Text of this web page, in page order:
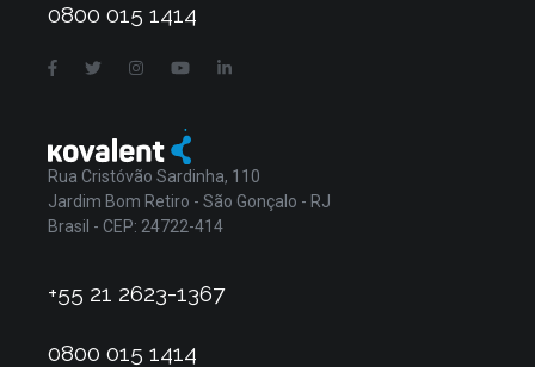
0800 015 1414
Rua Cristóvão Sardinha, 110
Jardim Bom Retiro - São Gonçalo - RJ
Brasil - CEP: 24722-414
+55 21 2623-1367
0800 015 1414